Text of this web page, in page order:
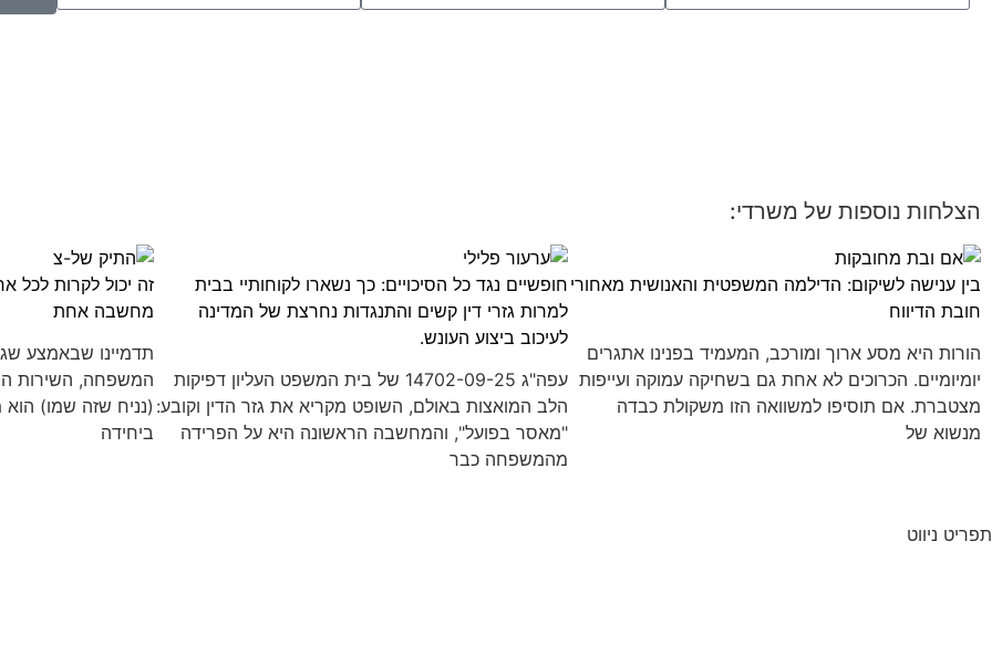
הצלחות נוספות של משרדי:
בין ענישה לשיקום: הדילמה המשפטית והאנושית מאחורי
חובת הדיווח
הורות היא מסע ארוך ומורכב, המעמיד בפנינו אתגרים
יומיומיים. הכרוכים לא אחת גם בשחיקה עמוקה ועייפות
מצטברת. אם תוסיפו למשוואה הזו משקולת כבדה
מנשוא של
חופשיים נגד כל הסיכויים: כך נשארו לקוחותיי בבית
למרות גזרי דין קשים והתנגדות נחרצת של המדינה
לעיכוב ביצוע העונש.
עפה"ג 14702-09-25 של בית המשפט העליון דפיקות
הלב המואצות באולם, השופט מקריא את גזר הדין וקובע:
"מאסר בפועל", והמחשבה הראשונה היא על הפרידה
מהמשפחה כבר
זה יכול לקרות לכל
מחשבה אחת
תדמיינו שבאמצע
המשפחה, השירות
(נניח שזה שמו) הוא
ביחידה
תפריט ניווט